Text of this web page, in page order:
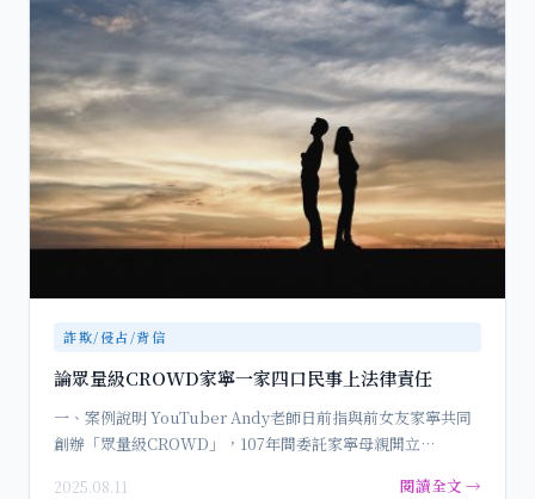
詐欺/侵占/背信
論眾量級CROWD家寧一家四口民事上法律責任
一、案例說明 YouTuber Andy老師日前指與前女友家寧共同
創辦「眾量級CROWD」，107年間委託家寧母親開立…
2025.08.11 閱讀全文 →